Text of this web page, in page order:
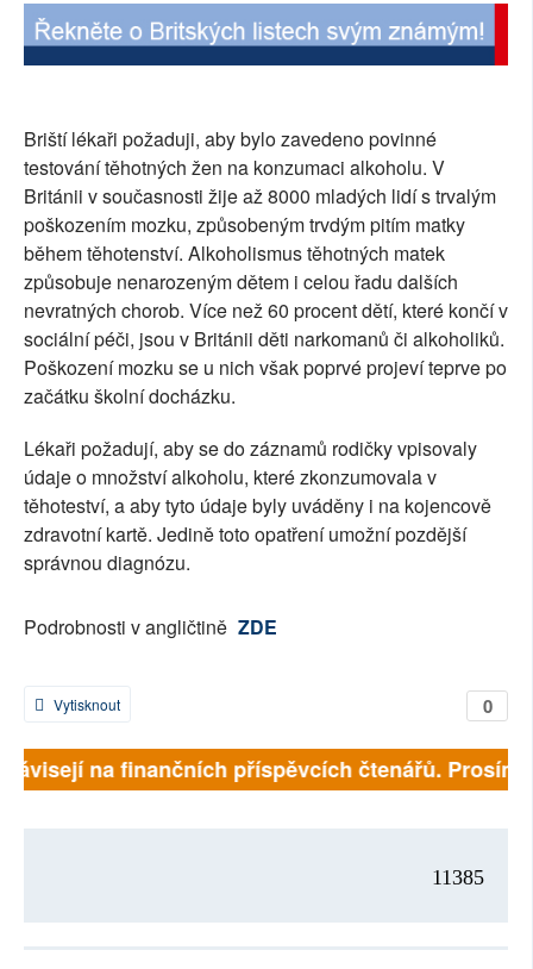
SOCIÁLNÍ SÍTĚ
PLNÁ VERZE STRÁNEK
Briští lékaři požaduji, aby bylo zavedeno povinné
testování těhotných žen na konzumaci alkoholu. V
Británii v současnosti žije až 8000 mladých lidí s trvalým
poškozením mozku, způsobeným trvdým pitím matky
během těhotenství. Alkoholismus těhotných matek
způsobuje nenarozeným dětem i celou řadu dalších
nevratných chorob. Více než 60 procent dětí, které končí v
sociální péči, jsou v Británii děti narkomanů či alkoholiků.
Poškození mozku se u nich však poprvé projeví teprve po
začátku školní docházku.
Lékaři požadují, aby se do záznamů rodičky vpisovaly
údaje o množství alkoholu, které zkonzumovala v
těhoteství, a aby tyto údaje byly uváděny i na kojencově
zdravotní kartě. Jedině toto opatření umožní pozdější
správnou diagnózu.
Podrobnosti v angličtině ZDE
0
Vytisknout
na finančních příspěvcích čtenářů.
11385